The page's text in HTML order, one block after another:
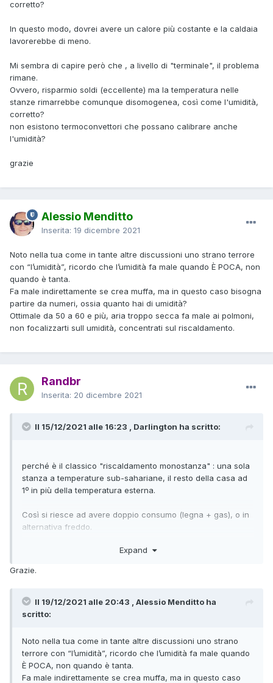
secondo me è una spesa inutile ma è un mio parere
corretto?
In questo modo, dovrei avere un calore più costante e la caldaia
lavorerebbe di meno.
Mi sembra di capire però che , a livello di "terminale", il problema
rimane.
Ovvero, risparmio soldi (eccellente) ma la temperatura nelle
stanze rimarrebbe comunque disomogenea, così come l'umidità,
corretto?
non esistono termoconvettori che possano calibrare anche
l'umidità?
grazie
Alessio Menditto
Inserita: 19 dicembre 2021
Noto nella tua come in tante altre discussioni uno strano terrore
con “l’umidità”, ricordo che l’umidità fa male quando È POCA, non
quando è tanta.
Fa male indirettamente se crea muffa, ma in questo caso bisogna
partire da numeri, ossia quanto hai di umidità?
Ottimale da 50 a 60 e più, aria troppo secca fa male ai polmoni,
non focalizzarti sull umidità, concentrati sul riscaldamento.
Randbr
Inserita: 20 dicembre 2021
Il 15/12/2021 alle 16:23 , Darlington ha scritto:
perché è il classico "riscaldamento monostanza" : una sola
stanza a temperature sub-sahariane, il resto della casa ad
1º in più della temperatura esterna.
Così si riesce ad avere doppio consumo (legna + gas), o in
alternativa freddo.
quello riscaldarci l'acqua per il resto dell'impianto, così
riesci ad avere una temperatura un pelo più uniforme
spendendo poco.
Puoi integrare il tutto con la caldaia a gas in modo da avere
caldo la mattina prima di accendere il caminetto, poi una
volta che è partito e ha riscaldato l'acqua, usi solo quello.
Expand
Grazie.
Il 19/12/2021 alle 20:43 , Alessio Menditto ha
scritto:
Noto nella tua come in tante altre discussioni uno strano
terrore con “l’umidità”, ricordo che l’umidità fa male quando
È POCA, non quando è tanta.
Fa male indirettamente se crea muffa, ma in questo caso